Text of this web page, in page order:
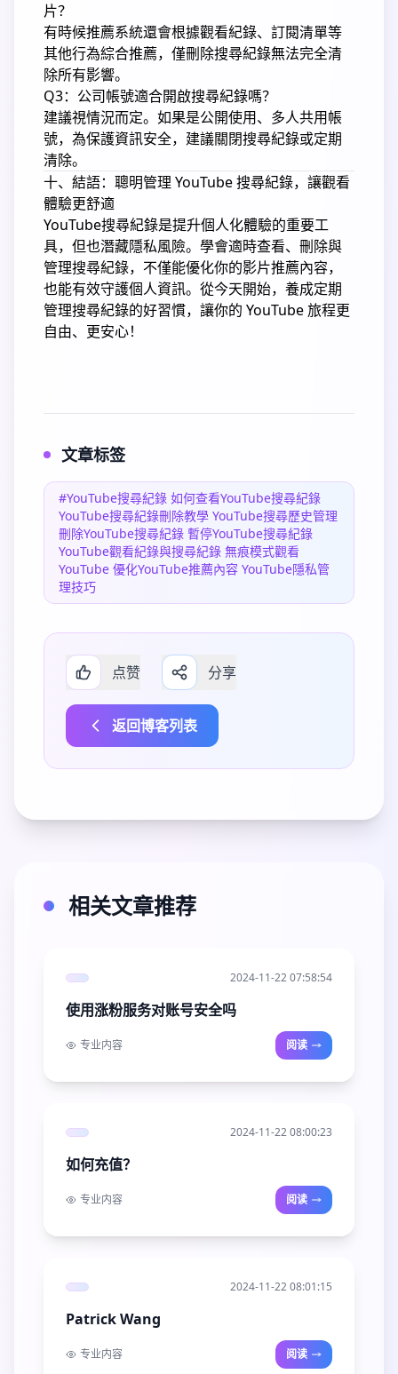
片？
有時候推薦系統還會根據觀看紀錄、訂閱清單等
其他行為綜合推薦，僅刪除搜尋紀錄無法完全清
除所有影響。
Q3：公司帳號適合開啟搜尋紀錄嗎？
建議視情況而定。如果是公開使用、多人共用帳
號，為保護資訊安全，建議關閉搜尋紀錄或定期
清除。
十、結語：聰明管理 YouTube 搜尋紀錄，讓觀看
體驗更舒適
YouTube搜尋紀錄是提升個人化體驗的重要工
具，但也潛藏隱私風險。學會適時查看、刪除與
管理搜尋紀錄，不僅能優化你的影片推薦內容，
也能有效守護個人資訊。從今天開始，養成定期
管理搜尋紀錄的好習慣，讓你的 YouTube 旅程更
自由、更安心！
文章标签
#YouTube搜尋紀錄 如何查看YouTube搜尋紀錄
YouTube搜尋紀錄刪除教學 YouTube搜尋歷史管理
刪除YouTube搜尋紀錄 暫停YouTube搜尋紀錄
YouTube觀看紀錄與搜尋紀錄 無痕模式觀看
YouTube 優化YouTube推薦內容 YouTube隱私管
理技巧
点赞 分享
返回博客列表
相关文章推荐
2024-11-22 07:58:54
使用涨粉服务对账号安全吗
专业内容 阅读
2024-11-22 08:00:23
如何充值？
专业内容 阅读
2024-11-22 08:01:15
Patrick Wang
专业内容 阅读